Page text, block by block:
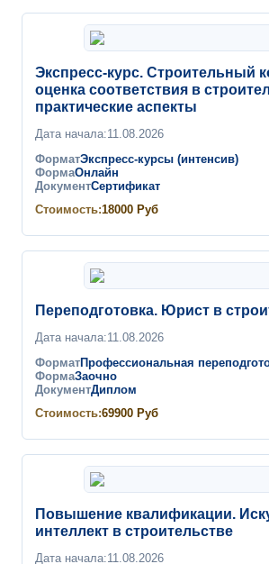
Экспресс-курс. Строительный
оценка соответствия в
практические аспекты
Дата начала:11.08.2026
ФорматЭкспресс-курсы (интенсив)
ФормаОнлайн
ДокументСертификат
Стоимость:18000 Руб
Переподготовка. Юрист в
Дата начала:11.08.2026
ФорматПрофессиональная
ФормаЗаочно
ДокументДиплом
Стоимость:69900 Руб
Повышение квалификации.
интеллект в строительстве
Дата начала:11.08.2026